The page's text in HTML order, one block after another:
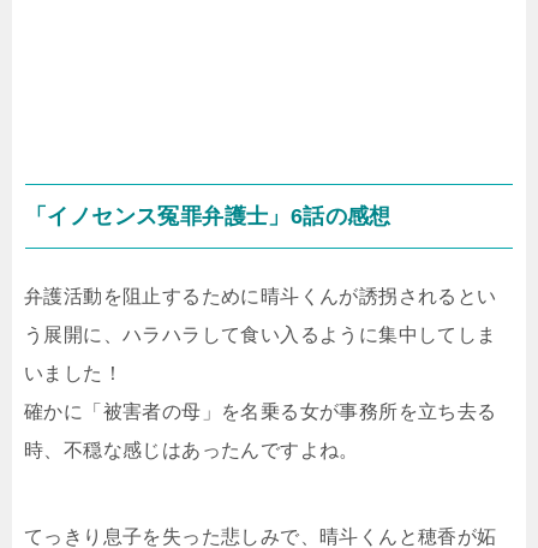
「イノセンス冤罪弁護士」6話の感想
弁護活動を阻止するために晴斗くんが誘拐されるとい
う展開に、ハラハラして食い入るように集中してしま
いました！
確かに「被害者の母」を名乗る女が事務所を立ち去る
時、不穏な感じはあったんですよね。
てっきり息子を失った悲しみで、晴斗くんと穂香が妬